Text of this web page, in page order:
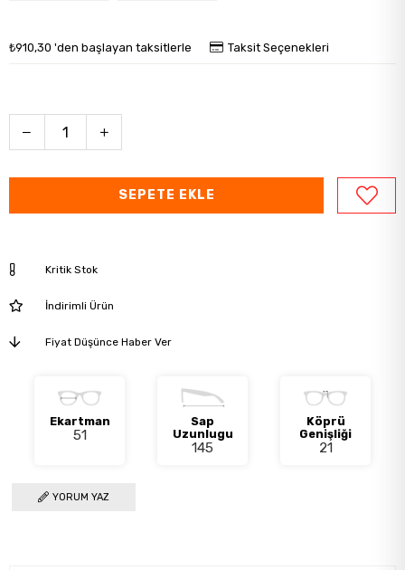
₺910,30 'den başlayan taksitlerle Taksit Seçenekleri
Kritik Stok
İndirimli Ürün
Fiyat Düşünce Haber Ver
Ekartman
51
Sap
Uzunlugu
145
Köprü
Genişliği
21
YORUM YAZ